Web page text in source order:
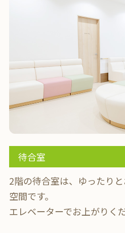
待合室
2階の待合室は、ゆったり
空間です。
エレベーターでお上がりく